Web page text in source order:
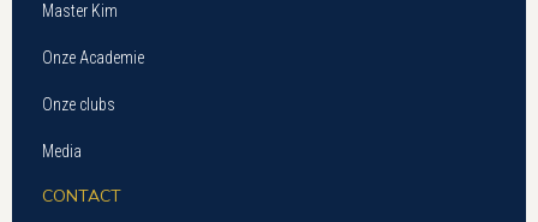
Master Kim
Onze Academie
Onze clubs
Media
CONTACT